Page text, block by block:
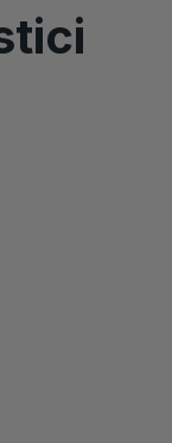
de un
de ultimă
dintre cele